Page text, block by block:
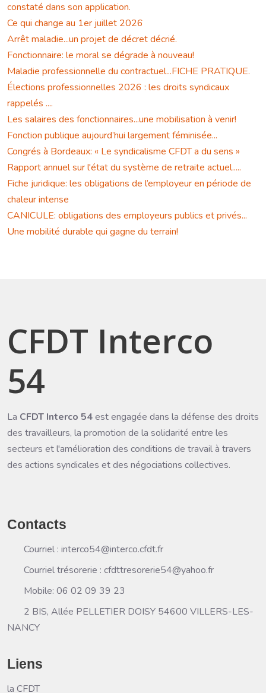
constaté dans son application.
Ce qui change au 1er juillet 2026
Arrêt maladie...un projet de décret décrié.
Fonctionnaire: le moral se dégrade à nouveau!
Maladie professionnelle du contractuel...FICHE PRATIQUE.
Élections professionnelles 2026 : les droits syndicaux
rappelés ....
Les salaires des fonctionnaires...une mobilisation à venir!
Fonction publique aujourd’hui largement féminisée...
Congrés à Bordeaux: « Le syndicalisme CFDT a du sens »
Rapport annuel sur l'état du système de retraite actuel.....
Fiche juridique: les obligations de l’employeur en période de
chaleur intense
CANICULE: obligations des employeurs publics et privés...
Une mobilité durable qui gagne du terrain!
CFDT Interco
54
La CFDT Interco 54est engagée dans la défense des droits
des travailleurs, la promotion de la solidarité entre les
secteurs et l'amélioration des conditions de travail à travers
des actions syndicales et des négociations collectives.
Contacts
Courriel : interco54@interco.cfdt.fr
Courriel trésorerie : cfdttresorerie54@yahoo.fr
Mobile: 06 02 09 39 23
2 BIS, Allée PELLETIER DOISY 54600 VILLERS-LES-
NANCY
Liens
la CFDT